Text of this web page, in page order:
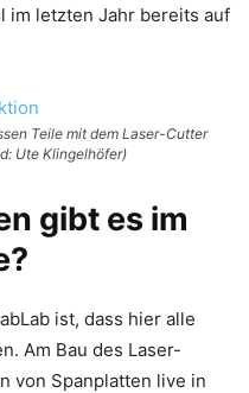
im letzten Jahr bereits auf
Teile mit dem Laser-Cutter
Ute Klingelhöfer)
gibt es im
ist, dass hier alle
Am Bau des Laser-
von Spanplatten live in